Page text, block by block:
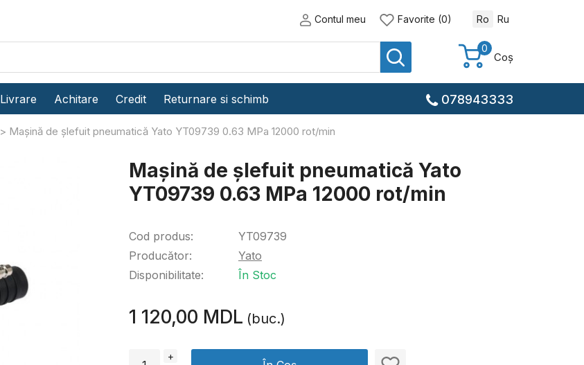
Contul meu Favorite (0) Ro Ru
0
Coș
Livrare Achitare Credit Returnare si schimb 078943333
Mașină de şlefuit pneumatică Yato YT09739 0.63 MPa 12000 rot/min
Mașină de şlefuit pneumatică Yato
YT09739 0.63 MPa 12000 rot/min
Cod produs:
Producător:
Disponibilitate:
YT09739
Yato
În Stoc
1 120,00 MDL (buc.)
+